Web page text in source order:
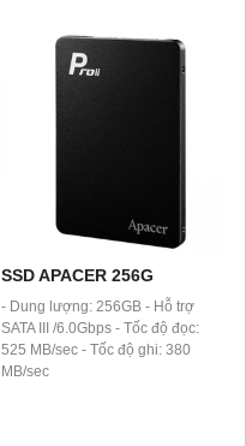
SSD APACER 256G
- Dung lượng: 256GB - Hỗ trợ
SATA III /6.0Gbps - Tốc độ đọc:
525 MB/sec - Tốc độ ghi: 380
MB/sec